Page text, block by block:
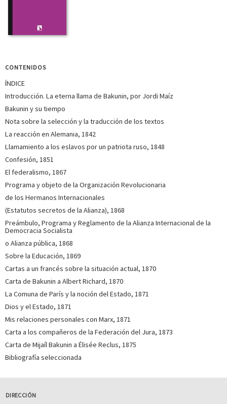
CONTENIDOS
ÍNDICE
Introducción. La eterna llama de Bakunin, por Jordi Maíz
Bakunin y su tiempo
Nota sobre la selección y la traducción de los textos
La reacción en Alemania, 1842
Llamamiento a los eslavos por un patriota ruso, 1848
Confesión, 1851
El federalismo, 1867
Programa y objeto de la Organización Revolucionaria
de los Hermanos Internacionales
(Estatutos secretos de la Alianza), 1868
Preámbulo, Programa y Reglamento de la Alianza Internacional de la
Democracia Socialista
o Alianza pública, 1868
Sobre la Educación, 1869
Cartas a un francés sobre la situación actual, 1870
Carta de Bakunin a Albert Richard, 1870
La Comuna de París y la noción del Estado, 1871
Dios y el Estado, 1871
Mis relaciones personales con Marx, 1871
Carta a los compañeros de la Federación del Jura, 1873
Carta de Mijaíl Bakunin a Élisée Reclus, 1875
Bibliografía seleccionada
DIRECCIÓN